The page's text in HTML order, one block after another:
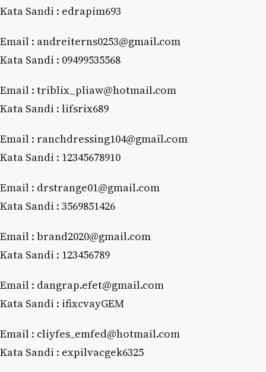
Kata Sandi : edrapim693
Email : andreiterns0253@gmail.com
Kata Sandi : 09499535568
Email : triblix_pliaw@hotmail.com
Kata Sandi : lifsrix689
Email : ranchdressing104@gmail.com
Kata Sandi : 12345678910
Email : drstrange01@gmail.com
Kata Sandi : 3569851426
Email : brand2020@gmail.com
Kata Sandi : 123456789
Email : dangrap.efet@gmail.com
Kata Sandi : ifixcvayGEM
Email : cliyfes_emfed@hotmail.com
Kata Sandi : expilvacgek6325